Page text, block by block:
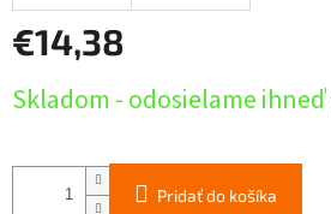
€14,38
cena:
Skladom - odosielame ihneď
Pridať do košíka